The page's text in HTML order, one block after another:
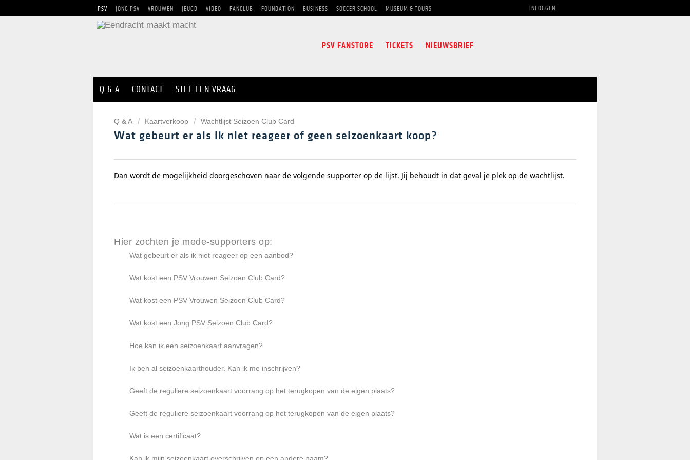
PSV JONG PSV VROUWEN JEUGD VIDEO FANCLUB FOUNDATION BUSINESS SOCCER SCHOOL MUSEUM & TOURS INLOGGEN
PSV FANSTORE TICKETS NIEUWSBRIEF
Q & A CONTACT STEL EEN VRAAG
Q & A Kaartverkoop Wachtlijst Seizoen Club Card
Wat gebeurt er als ik niet reageer of geen seizoenkaart koop?
Dan wordt de mogelijkheid doorgeschoven naar de volgende supporter op de lijst. Jij behoudt in dat geval je plek op de wachtlijst.
Hier zochten je mede-supporters op:
Wat gebeurt er als ik niet reageer op een aanbod?
Wat kost een PSV Vrouwen Seizoen Club Card?
Wat kost een PSV Vrouwen Seizoen Club Card?
Wat kost een Jong PSV Seizoen Club Card?
Hoe kan ik een seizoenkaart aanvragen?
Ik ben al seizoenkaarthouder. Kan ik me inschrijven?
Geeft de reguliere seizoenkaart voorrang op het terugkopen van de eigen plaats?
Geeft de reguliere seizoenkaart voorrang op het terugkopen van de eigen plaats?
Wat is een certificaat?